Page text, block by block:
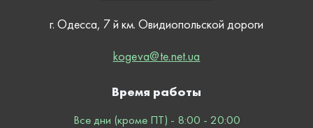
г. Одесса, 7 й км. Овидиопольской дороги
kogeva@te.net.ua
Время работы
Все дни (кроме ПТ) - 8:00 - 20:00